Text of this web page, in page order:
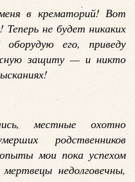
в крематорий! Вот
не будет никаких
его, приведу
защиту — и никто
местные охотно
родственников
мои пока успехом
недолговечны,